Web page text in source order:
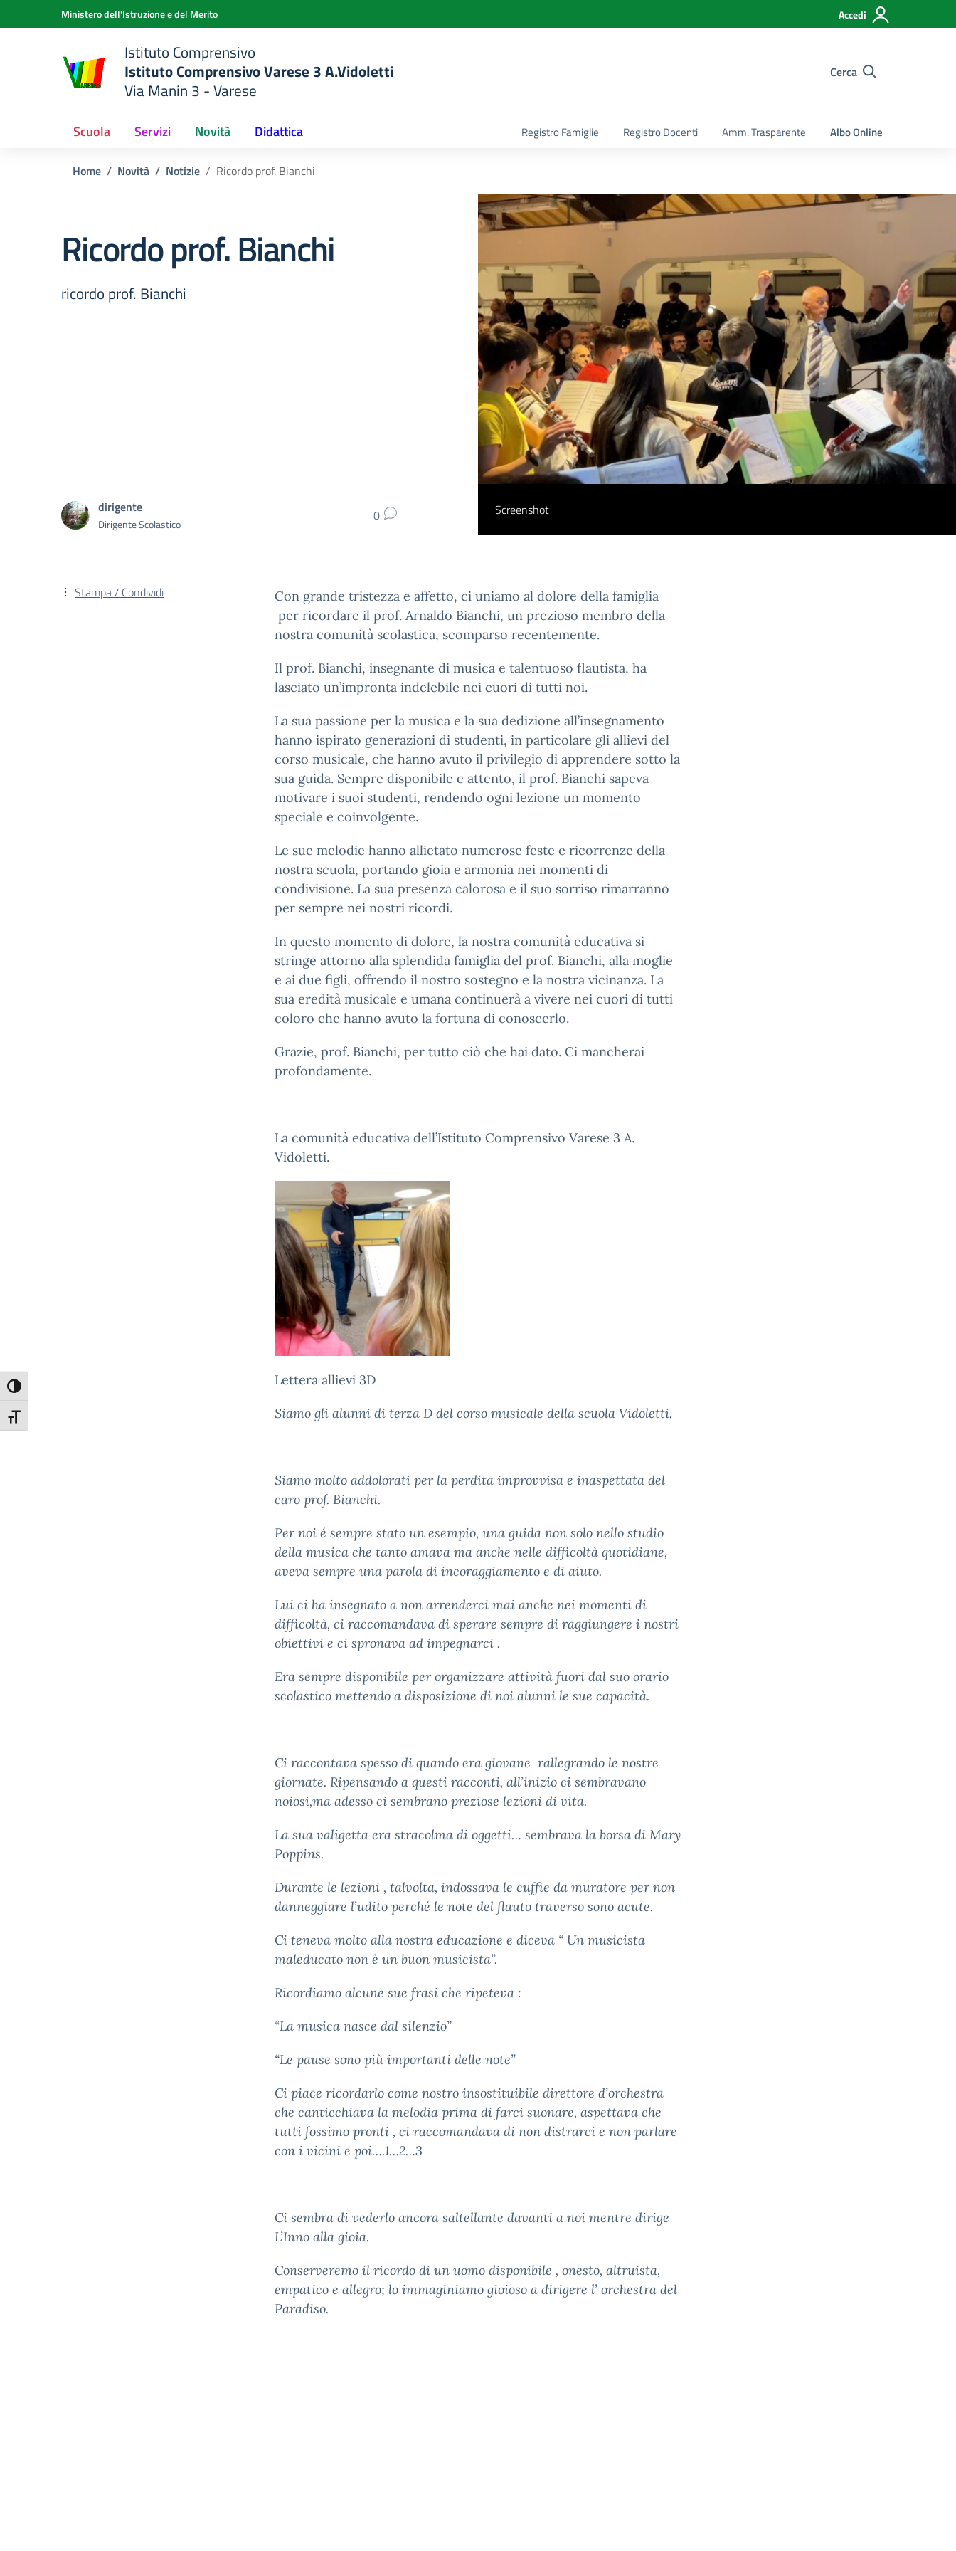
Attiva/disattiva alto contrasto
Attiva/disattiva dimensione testo
Vai ai contenuti
Vai al menu di navigazioneMinistero dell'Istruzione e del Merito Accedi
Istituto Comprensivo
Istituto Comprensivo Varese 3 A.Vidoletti
Via Manin 3 - Varese
Cerca
Scuola Servizi Novità Didattica Registro Famiglie Registro Docenti Amm. Trasparente Albo Online
Home Novità Notizie Ricordo prof. Bianchi
Screenshot
Ricordo prof. Bianchi
ricordo prof. Bianchi
dirigente
Dirigente Scolastico 0
Con grande tristezza e affetto, ci uniamo al dolore della famiglia
per ricordare il prof. Arnaldo Bianchi, un prezioso membro della
nostra comunità scolastica, scomparso recentemente.
Il prof. Bianchi, insegnante di musica e talentuoso flautista, ha
lasciato un’impronta indelebile nei cuori di tutti noi.
La sua passione per la musica e la sua dedizione all’insegnamento
hanno ispirato generazioni di studenti, in particolare gli allievi del
corso musicale, che hanno avuto il privilegio di apprendere sotto la
sua guida. Sempre disponibile e attento, il prof. Bianchi sapeva
motivare i suoi studenti, rendendo ogni lezione un momento
speciale e coinvolgente.
Le sue melodie hanno allietato numerose feste e ricorrenze della
nostra scuola, portando gioia e armonia nei momenti di
condivisione. La sua presenza calorosa e il suo sorriso rimarranno
per sempre nei nostri ricordi.
In questo momento di dolore, la nostra comunità educativa si
stringe attorno alla splendida famiglia del prof. Bianchi, alla moglie
e ai due figli, offrendo il nostro sostegno e la nostra vicinanza. La
sua eredità musicale e umana continuerà a vivere nei cuori di tutti
coloro che hanno avuto la fortuna di conoscerlo.
Grazie, prof. Bianchi, per tutto ciò che hai dato. Ci mancherai
profondamente.
La comunità educativa dell’Istituto Comprensivo Varese 3 A.
Vidoletti.
Lettera allievi 3D
Siamo gli alunni di terza D del corso musicale della scuola Vidoletti.
Siamo molto addolorati per la perdita improvvisa e inaspettata del
caro prof. Bianchi.
Per noi é sempre stato un esempio, una guida non solo nello studio
della musica che tanto amava ma anche nelle difficoltà quotidiane,
aveva sempre una parola di incoraggiamento e di aiuto.
Lui ci ha insegnato a non arrenderci mai anche nei momenti di
difficoltà, ci raccomandava di sperare sempre di raggiungere i nostri
obiettivi e ci spronava ad impegnarci .
Era sempre disponibile per organizzare attività fuori dal suo orario
scolastico mettendo a disposizione di noi alunni le sue capacità.
Ci raccontava spesso di quando era giovane rallegrando le nostre
giornate. Ripensando a questi racconti, all’inizio ci sembravano
noiosi,ma adesso ci sembrano preziose lezioni di vita.
La sua valigetta era stracolma di oggetti… sembrava la borsa di Mary
Poppins.
Durante le lezioni , talvolta, indossava le cuffie da muratore per non
danneggiare l’udito perché le note del flauto traverso sono acute.
Ci teneva molto alla nostra educazione e diceva “ Un musicista
maleducato non è un buon musicista”.
Ricordiamo alcune sue frasi che ripeteva :
“La musica nasce dal silenzio”
“Le pause sono più importanti delle note”
Ci piace ricordarlo come nostro insostituibile direttore d’orchestra
che canticchiava la melodia prima di farci suonare, aspettava che
tutti fossimo pronti , ci raccomandava di non distrarci e non parlare
con i vicini e poi….1…2…3
Ci sembra di vederlo ancora saltellante davanti a noi mentre dirige
L’Inno alla gioia.
Conserveremo il ricordo di un uomo disponibile , onesto, altruista,
empatico e allegro; lo immaginiamo gioioso a dirigere l’ orchestra del
Paradiso.
Stampa / Condividi